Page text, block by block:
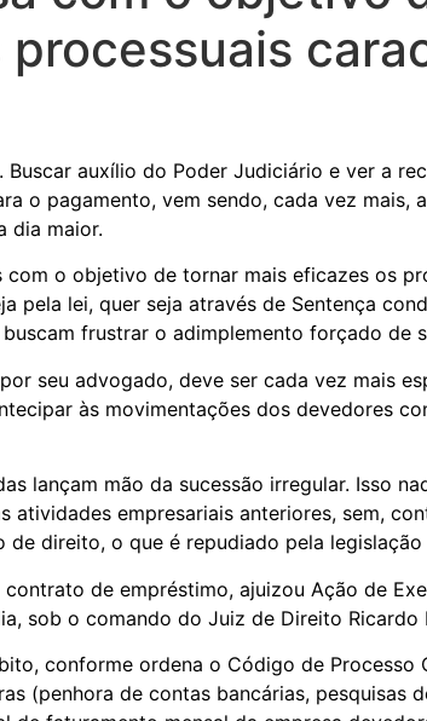
auxílio do Poder Judiciário e ver a
o pagamento, vem sendo, cada vez mais,
dia maior.
o objetivo de tornar mais eficazes os
pela lei, quer seja através de Sentença
frustrar o adimplemento forçado de
seu advogado, deve ser cada vez mais
às movimentações dos devedores
lançam mão da sucessão irregular. Isso
empresariais anteriores, sem,
direito, o que é repudiado pela legislação
de empréstimo, ajuizou Ação de
sob o comando do Juiz de Direito Ricardo
conforme ordena o Código de Processo
(penhora de contas bancárias, pesquisas